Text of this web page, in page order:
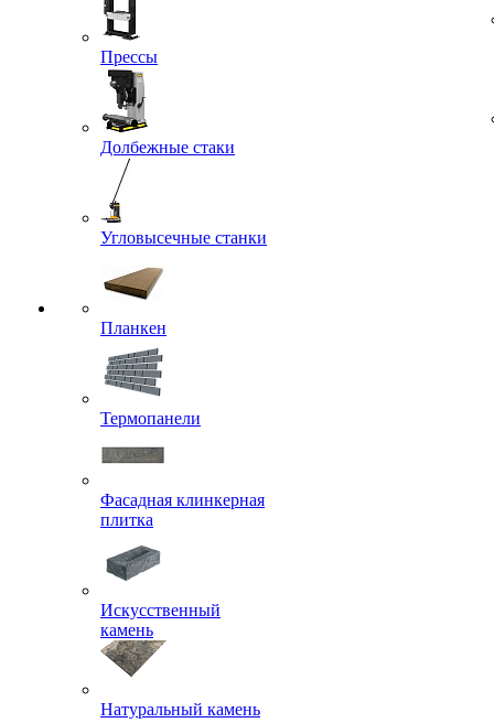
Прессы
Долбежные стаки
Угловысечные станки
Планкен
Термопанели
Фасадная клинкерная
плитка
Искусственный
камень
Натуральный камень